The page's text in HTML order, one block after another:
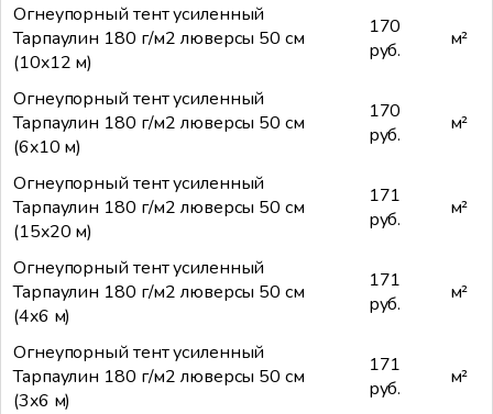
Огнеупорный тент усиленный
Тарпаулин 180 г/м2 люверсы 50 см
(10x12 м)
170
руб.
м²
Огнеупорный тент усиленный
Тарпаулин 180 г/м2 люверсы 50 см
(6x10 м)
170
руб.
м²
Огнеупорный тент усиленный
Тарпаулин 180 г/м2 люверсы 50 см
(15x20 м)
171
руб.
м²
Огнеупорный тент усиленный
Тарпаулин 180 г/м2 люверсы 50 см
(4x6 м)
171
руб.
м²
Огнеупорный тент усиленный
Тарпаулин 180 г/м2 люверсы 50 см
(3x6 м)
171
руб.
м²